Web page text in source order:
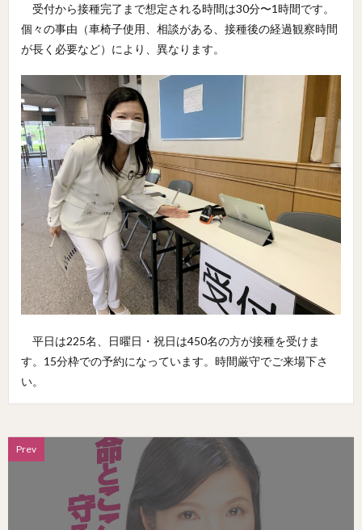
受付から接種完了まで想定される時間は30分〜1時間です。
個々の事由（車椅子使用、相談がある、接種後の経過観察時間
が長く必要など）により、異なります。
平日は225名、日曜日・祝日は450名の方が接種を受けま
す。15分枠での予約になっています。時間厳守でご来場下さ
い。
Prev